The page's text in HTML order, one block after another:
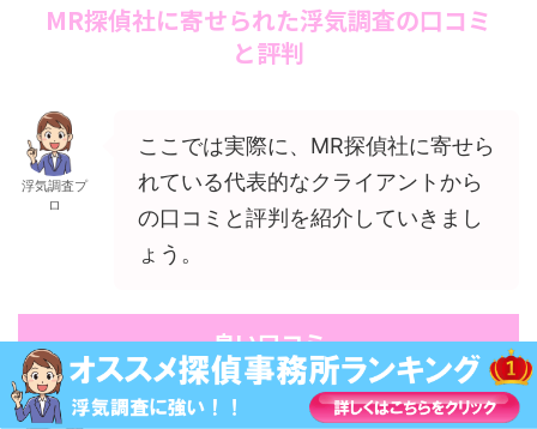
MR探偵社に寄せられた浮気調査の口コミ
と評判
浮気調査プ
ロ
ここでは実際に、MR探偵社に寄せら
れている代表的なクライアントから
の口コミと評判を紹介していきまし
ょう。
良い口コミ